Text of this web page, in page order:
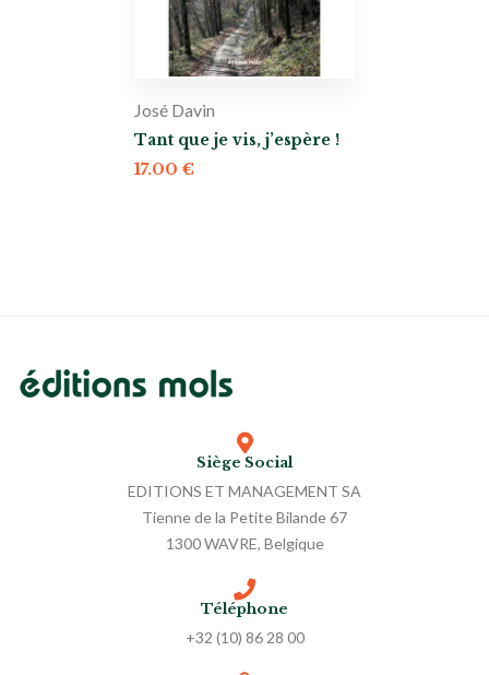
José Davin
Tant que je vis, j’espère !
17.00€
Siège Social
EDITIONS ET MANAGEMENT SA
Tienne de la Petite Bilande 67
1300 WAVRE, Belgique
Téléphone
+32 (10) 86 28 00